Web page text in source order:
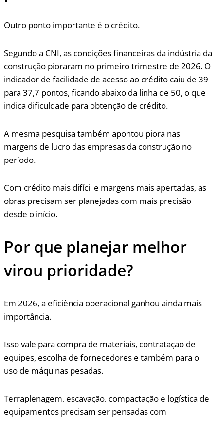
Outro ponto importante é o crédito.
Segundo a CNI, as condições financeiras da indústria da
construção pioraram no primeiro trimestre de 2026. O
indicador de facilidade de acesso ao crédito caiu de 39
para 37,7 pontos, ficando abaixo da linha de 50, o que
indica dificuldade para obtenção de crédito.
A mesma pesquisa também apontou piora nas
margens de lucro das empresas da construção no
período.
Com crédito mais difícil e margens mais apertadas, as
obras precisam ser planejadas com mais precisão
desde o início.
Por que planejar melhor
virou prioridade?
Em 2026, a eficiência operacional ganhou ainda mais
importância.
Isso vale para compra de materiais, contratação de
equipes, escolha de fornecedores e também para o
uso de máquinas pesadas.
Terraplenagem, escavação, compactação e logística de
equipamentos precisam ser pensadas com